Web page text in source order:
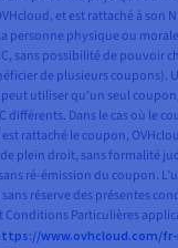
et est rattaché à son
personne physique ou
sans possibilité de pouvoir
de plusieurs coupons).
utiliser qu’un seul
différents. Dans le cas où le
rattaché le coupon,
plein droit, sans formalité
ré-émission du coupon.
réserve des présentes
Conditions Particulières
www.ovhcloud.com/